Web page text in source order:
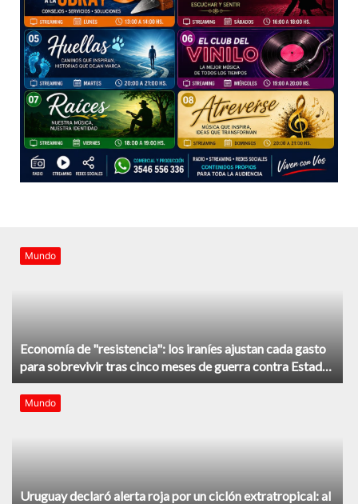
Mundo
Economía de "resistencia": los iraníes ajustan cada gasto
para sobrevivir tras cinco meses de guerra contra Estados
Unidos e Israel
Mundo
Uruguay declaró alerta roja por un ciclón extratropical: al